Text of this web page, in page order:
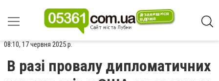
08:10, 17 червня 2025 р.
В разі провалу дипломатичних